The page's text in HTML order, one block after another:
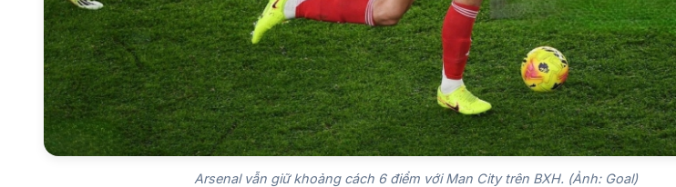
Arsenal vẫn giữ khoảng cách 6 điểm với Man City trên BXH. (Ảnh: Goal)